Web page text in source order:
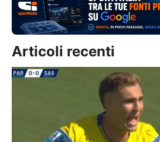
Articoli recenti